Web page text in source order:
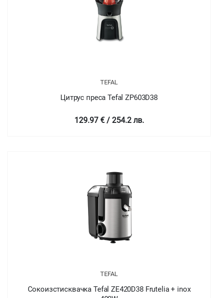
TEFAL
Цитрус преса Tefal ZP603D38
129.97 € / 254.2 лв.
TEFAL
Сокоизстисквачка Tefal ZE420D38 Frutelia + inox